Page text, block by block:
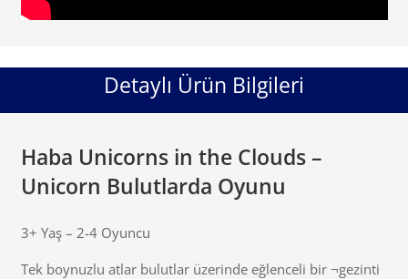
Detaylı Ürün Bilgileri
Haba Unicorns in the Clouds –
Unicorn Bulutlarda Oyunu
3+ Yaş – 2-4 Oyuncu
Tek boynuzlu atlar bulutlar üzerinde eğlenceli bir ¬gezinti